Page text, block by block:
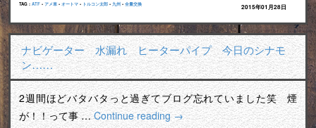
TAG : ATF • アメ車 • オートマ • トルコン太郎 • 九州 • 全量交換 2015年01月28日
ナビゲーター 水漏れ ヒーターパイプ 今日のシナモ
ン……
2週間ほどバタバタっと過ぎてブログ忘れていました笑 煙
が！！って事 …Continue reading→